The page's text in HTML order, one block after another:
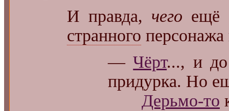
И правда, чего ещё
странного
—Чёрт..., и
придурка. Но
Дерьмо-то